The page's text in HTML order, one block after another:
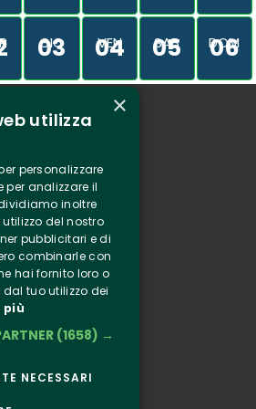
GIO
03 VEN
04 SAB
05 DOM
06
Chi siamo
Selvaggia
Contatti
Biglietteria
Clappit
Informazione
Seguici
Facebook
×
utilizza
personalizzare
per analizzare il
inoltre
del nostro
pubblicitari e di
combinarle con
hai fornito loro o
tuo utilizzo dei
più
(1658) →
NECESSARI